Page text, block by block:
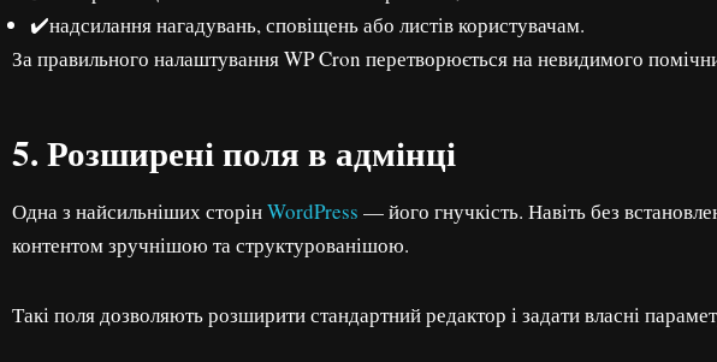
✔️надсилання нагадувань, сповіщень або листів користувачам.
За правильного налаштування WP Cron перетворюється на невидимого
5. Розширені поля в адмінці
Одна з найсильніших сторінWordPress — його гнучкість. Навіть без
контентом зручнішою та структурованішою.
Такі поля дозволяють розширити стандартний редактор і задати власні